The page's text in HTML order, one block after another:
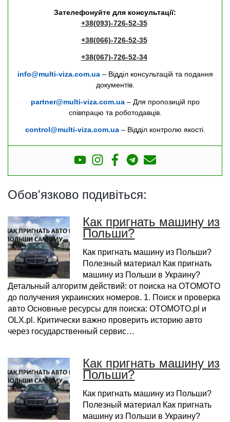
Зателефонуйте для консультації:
+38(093)-726-52-35
+38(066)-726-52-35
+38(067)-726-52-34
info@multi-viza.com.ua– Відділ консультацій та подання
документів.
partner@multi-viza.com.ua– Для пропозицій про
співпрацю та роботодавців.
control@multi-viza.com.ua– Відділ контролю якості.
Обов'язково подивіться:
Как пригнать машину из
Польши?
Как пригнать машину из Польши?
Полезный материал Как пригнать
машину из Польши в Украину?
Детальный алгоритм действий: от поиска на OTOMOTO
до получения украинских номеров. 1. Поиск и проверка
авто Основные ресурсы для поиска: OTOMOTO.pl и
OLX.pl. Критически важно проверить историю авто
через государственный сервис…
Как пригнать машину из
Польши?
Как пригнать машину из Польши?
Полезный материал Как пригнать
машину из Польши в Украину?